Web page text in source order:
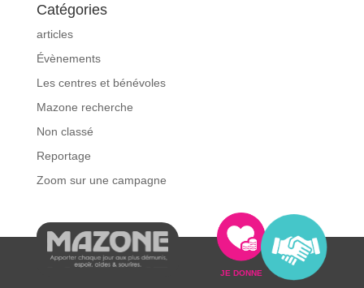
Catégories
articles
Évènements
Les centres et bénévoles
Mazone recherche
Non classé
Reportage
Zoom sur une campagne
JE DONNE